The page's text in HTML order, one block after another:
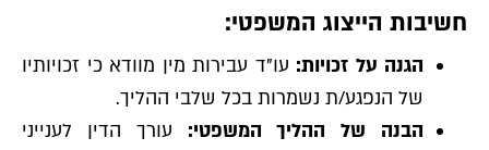
חשיבות הייצוג המשפטי:
הגנה על זכויות: עו"ד עבירות מין מוודא כי זכויותיו
של הנפגע/ת נשמרות בכל שלבי ההליך.
הבנה של ההליך המשפטי: עורך הדין לענייני